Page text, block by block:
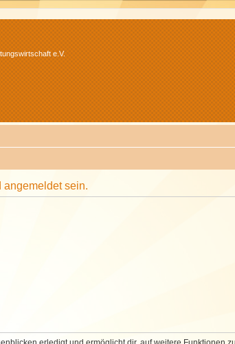
e.V.
angemeldet sein.